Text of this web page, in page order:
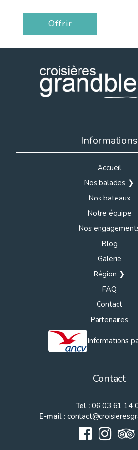
Offrir
Informations
Accueil
Nos balades
Nos bateaux
Notre équipe
Nos
Blog
Galerie
Région
FAQ
Contact
Partenaires
Informations
Contact
Tel :06 03 61 14
E-mail :